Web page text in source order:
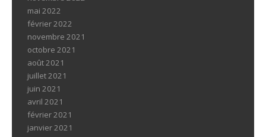
mai 2022
février 2022
novembre 2021
octobre 2021
août 2021
juillet 2021
juin 2021
avril 2021
février 2021
janvier 2021